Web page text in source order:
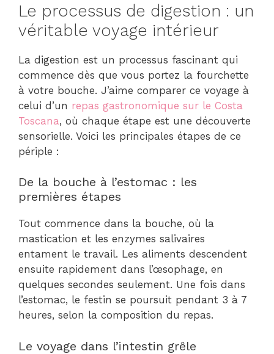
Le processus de digestion : un
véritable voyage intérieur
La digestion est un processus fascinant qui
commence dès que vous portez la fourchette
à votre bouche. J’aime comparer ce voyage à
celui d’un repas gastronomique sur le Costa
Toscana, où chaque étape est une découverte
sensorielle. Voici les principales étapes de ce
périple :
De la bouche à l’estomac : les
premières étapes
Tout commence dans la bouche, où la
mastication et les enzymes salivaires
entament le travail. Les aliments descendent
ensuite rapidement dans l’œsophage, en
quelques secondes seulement. Une fois dans
l’estomac, le festin se poursuit pendant 3 à 7
heures, selon la composition du repas.
Le voyage dans l’intestin grêle